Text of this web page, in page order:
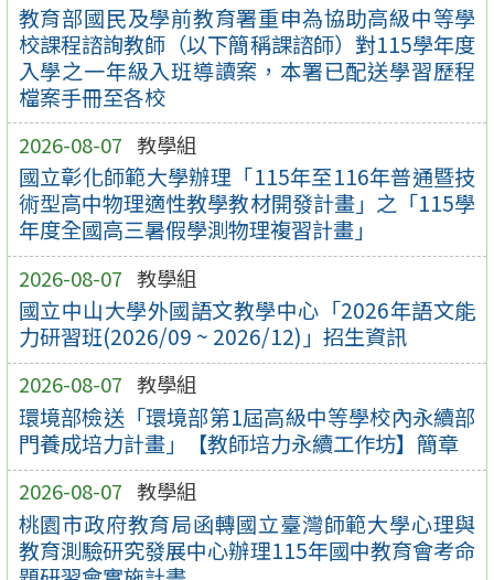
教育部國民及學前教育署重申為協助高級中等學
校課程諮詢教師（以下簡稱課諮師）對115學年度
入學之一年級入班導讀案，本署已配送學習歷程
檔案手冊至各校
2026-08-07 教學組
國立彰化師範大學辦理「115年至116年普通暨技
術型高中物理適性教學教材開發計畫」之「115學
年度全國高三暑假學測物理複習計畫」
2026-08-07 教學組
國立中山大學外國語文教學中心「2026年語文能
力研習班(2026/09 ~ 2026/12)」招生資訊
2026-08-07 教學組
環境部檢送「環境部第1屆高級中等學校內永續部
門養成培力計畫」【教師培力永續工作坊】簡章
2026-08-07 教學組
桃園市政府教育局函轉國立臺灣師範大學心理與
教育測驗研究發展中心辦理115年國中教育會考命